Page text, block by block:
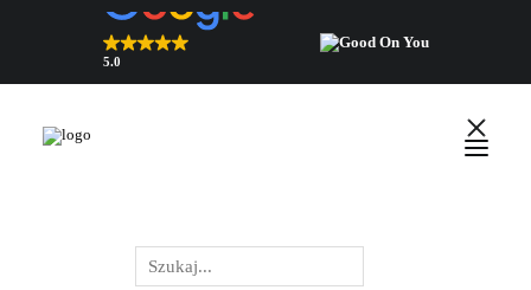
5.0
Wyszukiwarka
UKRYJ FILTRY
DOMYŚLNE SORTOWANIE